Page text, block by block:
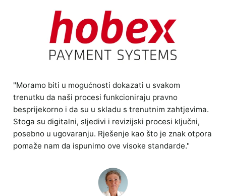
"Moramo biti u mogućnosti dokazati u svakom
trenutku da naši procesi funkcioniraju pravno
besprijekorno i da su u skladu s trenutnim zahtjevima.
Stoga su digitalni, sljedivi i revizijski procesi ključni,
posebno u ugovaranju. Rješenje kao što je znak otpora
pomaže nam da ispunimo ove visoke standarde."